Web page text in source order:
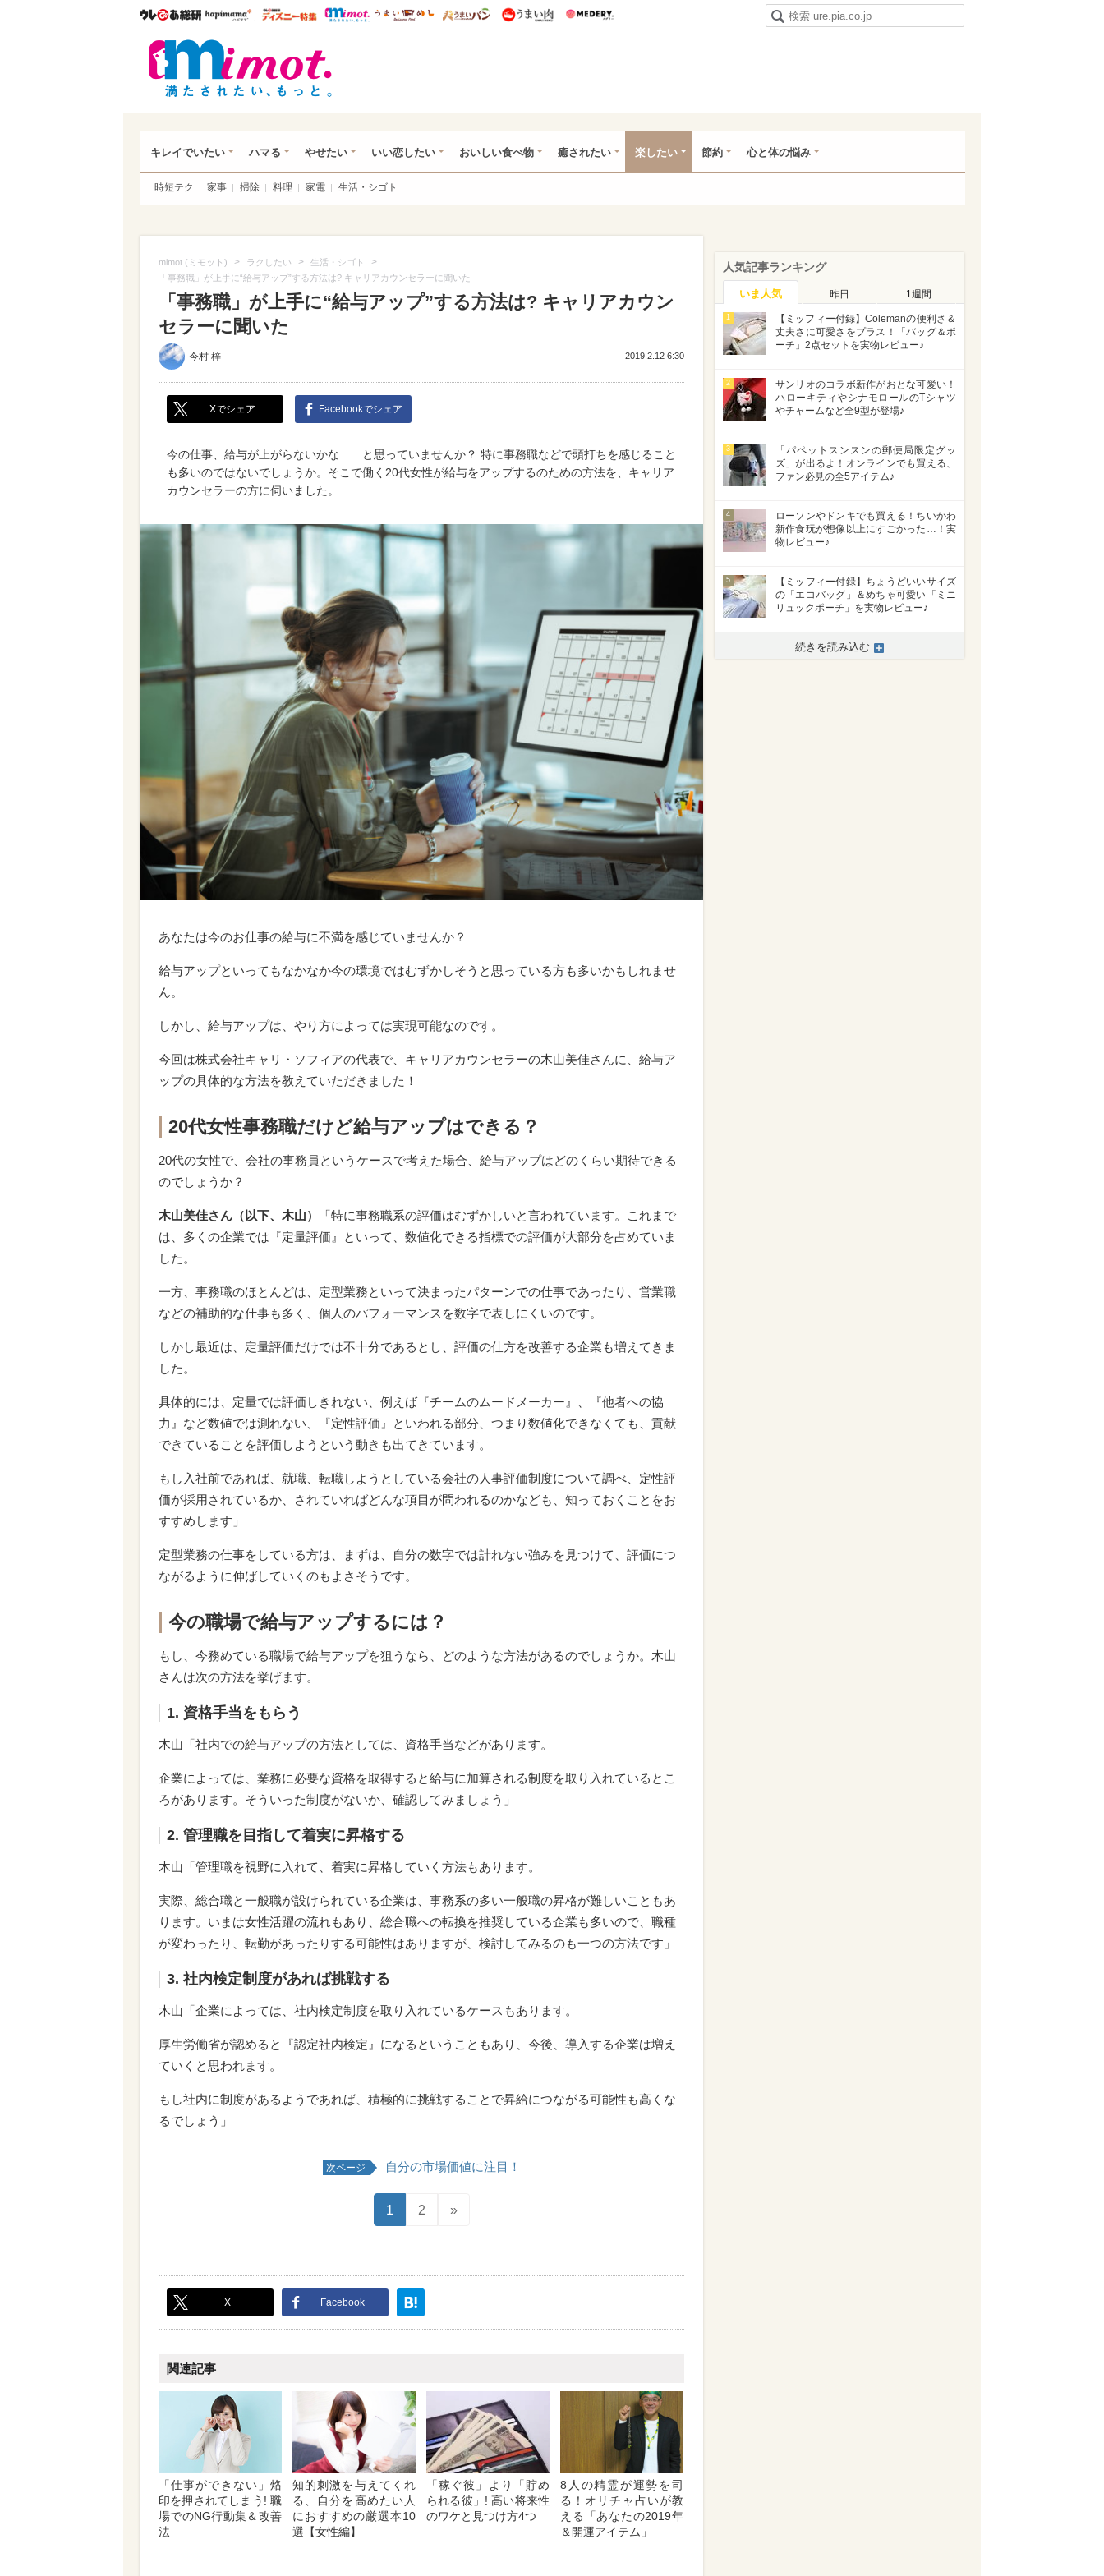
ウレぴあ総研ハピママ* ウレぴあ総研 ディズニー特集
mimot. うまいめし うまいパン うまい肉
キレイでいたい ハマる やせたい いい恋したい おいしい食べ物 癒されたい 楽したい 節約 心と体の悩み
時短テク 家事 掃除 料理 家電 生活・シゴト
mimot.(ミモット) > ラクしたい > 生活・シゴト >
「事務職」が上手に“給与アップ”する方法は? キャリアカウンセラーに聞いた
「事務職」が上手に“給与アップ”する方法は? キャリアカウン
セラーに聞いた
今村 梓 2019.2.12 6:30
Xでシェア Facebookでシェア
今の仕事、給与が上がらないかな……と思っていませんか？ 特に事務職などで頭打ちを感じること
も多いのではないでしょうか。そこで働く20代女性が給与をアップするのための方法を、キャリア
カウンセラーの方に伺いました。
あなたは今のお仕事の給与に不満を感じていませんか？
給与アップといってもなかなか今の環境ではむずかしそうと思っている方も多いかもしれませ
ん。
しかし、給与アップは、やり方によっては実現可能なのです。
今回は株式会社キャリ・ソフィアの代表で、キャリアカウンセラーの木山美佳さんに、給与ア
ップの具体的な方法を教えていただきました！
20代女性事務職だけど給与アップはできる？
20代の女性で、会社の事務員というケースで考えた場合、給与アップはどのくらい期待できる
のでしょうか？
木山美佳さん（以下、木山）
「特に事務職系の評価はむずかしいと言われています。これまで
は、多くの企業では『定量評価』といって、数値化できる指標での評価が大部分を占めていま
した。
一方、事務職のほとんどは、定型業務といって決まったパターンでの仕事であったり、営業職
などの補助的な仕事も多く、個人のパフォーマンスを数字で表しにくいのです。
しかし最近は、定量評価だけでは不十分であるとし、評価の仕方を改善する企業も増えてきま
した。
具体的には、定量では評価しきれない、例えば『チームのムードメーカー』、『他者への協
力』など数値では測れない、『定性評価』といわれる部分、つまり数値化できなくても、貢献
できていることを評価しようという動きも出てきています。
もし入社前であれば、就職、転職しようとしている会社の人事評価制度について調べ、定性評
価が採用されているか、されていればどんな項目が問われるのかなども、知っておくことをお
すすめします」
定型業務の仕事をしている方は、まずは、自分の数字では計れない強みを見つけて、評価につ
ながるように伸ばしていくのもよさそうです。
今の職場で給与アップするには？
もし、今務めている職場で給与アップを狙うなら、どのような方法があるのでしょうか。木山
さんは次の方法を挙げます。
1. 資格手当をもらう
木山「社内での給与アップの方法としては、資格手当などがあります。
企業によっては、業務に必要な資格を取得すると給与に加算される制度を取り入れているとこ
ろがあります。そういった制度がないか、確認してみましょう」
2. 管理職を目指して着実に昇格する
木山「管理職を視野に入れて、着実に昇格していく方法もあります。
実際、総合職と一般職が設けられている企業は、事務系の多い一般職の昇格が難しいこともあ
ります。いまは女性活躍の流れもあり、総合職への転換を推奨している企業も多いので、職種
が変わったり、転勤があったりする可能性はありますが、検討してみるのも一つの方法です」
3. 社内検定制度があれば挑戦する
木山「企業によっては、社内検定制度を取り入れているケースもあります。
厚生労働省が認めると『認定社内検定』になるということもあり、今後、導入する企業は増え
ていくと思われます。
もし社内に制度があるようであれば、積極的に挑戦することで昇給につながる可能性も高くな
るでしょう」
次ページ 自分の市場価値に注目！
1 2 »
X Facebook
関連記事
「仕事ができない」烙
印を押されてしまう! 職
場でのNG行動集＆改善
法
知的刺激を与えてくれ
る、自分を高めたい人
におすすめの厳選本10
選【女性編】
「稼ぐ彼」より「貯め
られる彼」! 高い将来性
のワケと見つけ方4つ
8人の精霊が運勢を司
る！オリチャ占いが教
える「あなたの2019年
＆開運アイテム」
人気記事ランキング
いま人気 昨日 1週間
1
【ミッフィー付録】Colemanの便利さ＆
丈夫さに可愛さをプラス！「バッグ＆ポ
ーチ」2点セットを実物レビュー♪
2
サンリオのコラボ新作がおとな可愛い！
ハローキティやシナモロールのTシャツ
やチャームなど全9型が登場♪
3
「パペットスンスンの郵便局限定グッ
ズ」が出るよ！オンラインでも買える、
ファン必見の全5アイテム♪
4
ローソンやドンキでも買える！ちいかわ
新作食玩が想像以上にすごかった…！実
物レビュー♪
5
【ミッフィー付録】ちょうどいいサイズ
の「エコバッグ」＆めちゃ可愛い「ミニ
リュックポーチ」を実物レビュー♪
続きを読み込む